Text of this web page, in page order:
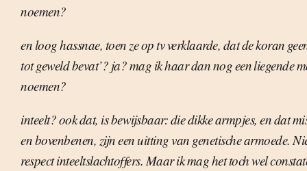
noemen?
en loog hassnae, toen ze op tv verklaarde, dat de koran
tot geweld bevat’? ja? mag ik haar dan nog een liegende
noemen?
inteelt? ook dat, is bewijsbaar: die dikke armpjes, en dat
en bovenbenen, zijn een uitting van genetische armoede.
respect inteeltslachtoffers. Maar ik mag het toch wel